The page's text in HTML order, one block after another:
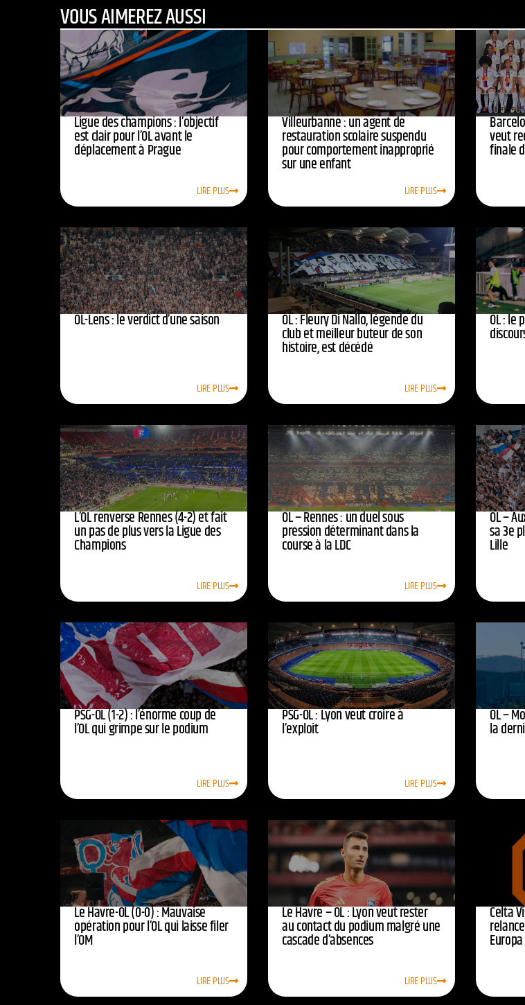
VOUS AIMEREZ AUSSI
Ligue des champions : l’objectif
est clair pour l’OL avant le
déplacement à Prague
LIRE PLUS
Villeurbanne : un agent de
restauration scolaire suspendu
pour comportement inapproprié
sur une enfant
LIRE PLUS
veut
finale
OL-Lens : le verdict d’une saison
LIRE PLUS
OL : Fleury Di Nallo, légende du
club et meilleur buteur de son
histoire, est décédé
LIRE PLUS
OL : le
L’OL renverse Rennes (4-2) et fait
un pas de plus vers la Ligue des
Champions
LIRE PLUS
OL – Rennes : un duel sous
pression déterminant dans la
course à la LDC
LIRE PLUS
OL –
sa 3e
Lille
PSG-OL (1-2) : l’énorme coup de
l’OL qui grimpe sur le podium
LIRE PLUS
PSG-OL : Lyon veut croire à
l’exploit
LIRE PLUS
OL –
la
Le Havre-OL (0-0) : Mauvaise
opération pour l’OL qui laisse filer
l’OM
LIRE PLUS
Le Havre – OL : Lyon veut rester
au contact du podium malgré une
cascade d’absences
LIRE PLUS
Celta
Europa